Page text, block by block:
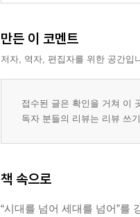
만든 이 코멘트
저자, 역자, 편집자를 위한 공간입
접수된 글은 확인을 거쳐 이
독자 분들의 리뷰는 리뷰 쓰
책 속으로
“시대를 넘어 세대를 넘어”를